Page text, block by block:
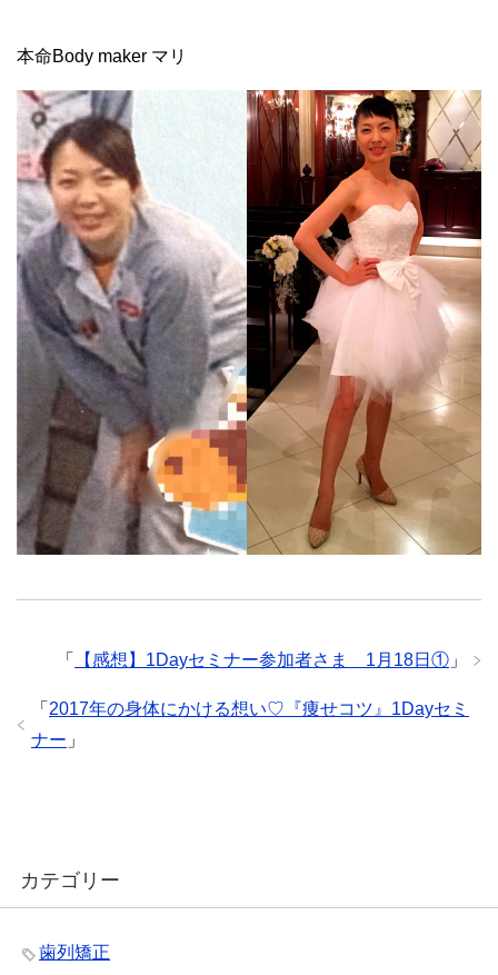
本命Body maker マリ
「 【感想】1Dayセミナー参加者さま 1月18日① 」
「 2017年の身体にかける想い♡『痩せコツ』1Dayセミ
ナー 」
カテゴリー
歯列矯正